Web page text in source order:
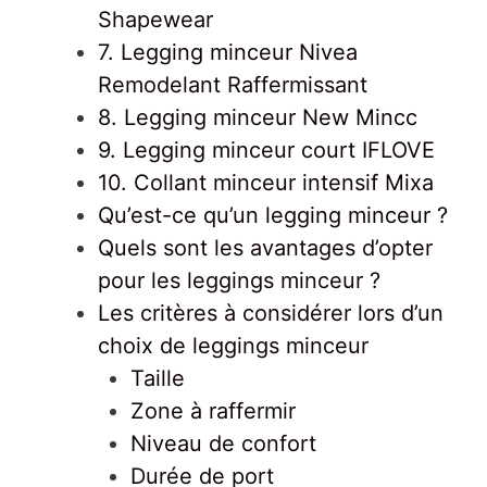
Shapewear
7. Legging minceur Nivea
Remodelant Raffermissant
8. Legging minceur New Mincc
9. Legging minceur court IFLOVE
10. Collant minceur intensif Mixa
Qu’est-ce qu’un legging minceur ?
Quels sont les avantages d’opter
pour les leggings minceur ?
Les critères à considérer lors d’un
choix de leggings minceur
Taille
Zone à raffermir
Niveau de confort
Durée de port